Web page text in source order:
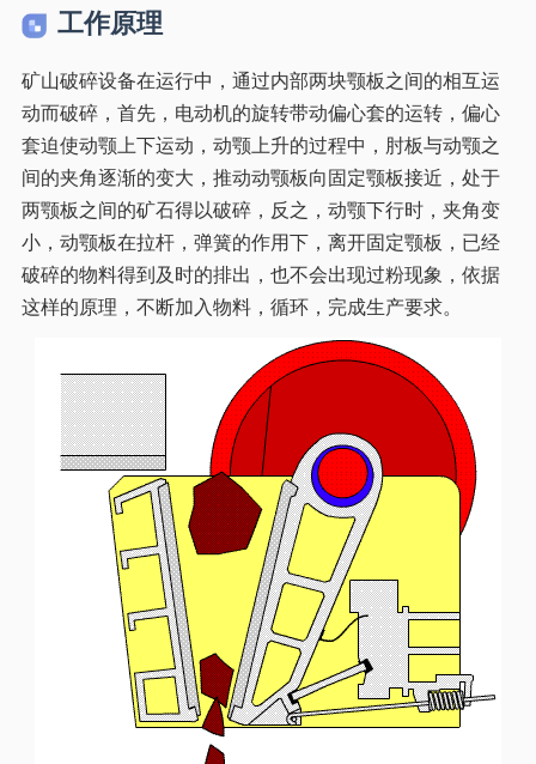
工作原理
矿山破碎设备在运行中，通过内部两块颚板之间的相互运
动而破碎，首先，电动机的旋转带动偏心套的运转，偏心
套迫使动颚上下运动，动颚上升的过程中，肘板与动颚之
间的夹角逐渐的变大，推动动颚板向固定颚板接近，处于
两颚板之间的矿石得以破碎，反之，动颚下行时，夹角变
小，动颚板在拉杆，弹簧的作用下，离开固定颚板，已经
破碎的物料得到及时的排出，也不会出现过粉现象，依据
这样的原理，不断加入物料，循环，完成生产要求。